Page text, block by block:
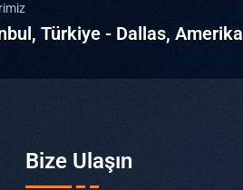
Türkiye - Dallas, Amerika
Bize Ulaşın